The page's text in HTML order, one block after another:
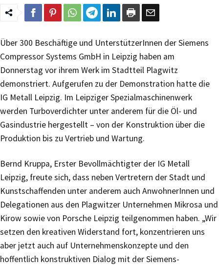
Über 300 Beschäftige und UnterstützerInnen der Siemens
Compressor Systems GmbH in Leipzig haben am
Donnerstag vor ihrem Werk im Stadtteil Plagwitz
demonstriert. Aufgerufen zu der Demonstration hatte die
IG Metall Leipzig. Im Leipziger Spezialmaschinenwerk
werden Turboverdichter unter anderem für die Öl- und
Gasindustrie hergestellt – von der Konstruktion über die
Produktion bis zu Vertrieb und Wartung.
Bernd Kruppa, Erster Bevollmächtigter der IG Metall
Leipzig, freute sich, dass neben Vertretern der Stadt und
Kunstschaffenden unter anderem auch AnwohnerInnen und
Delegationen aus den Plagwitzer Unternehmen Mikrosa und
Kirow sowie von Porsche Leipzig teilgenommen haben. „Wir
setzen den kreativen Widerstand fort, konzentrieren uns
aber jetzt auch auf Unternehmenskonzepte und den
hoffentlich konstruktiven Dialog mit der Siemens-